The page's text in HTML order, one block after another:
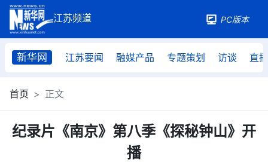
PC版本
新华网 江苏要闻 融媒产品 专题策划 访谈 直播
首页 正文
纪录片《南京》第八季《探秘钟山》开
播